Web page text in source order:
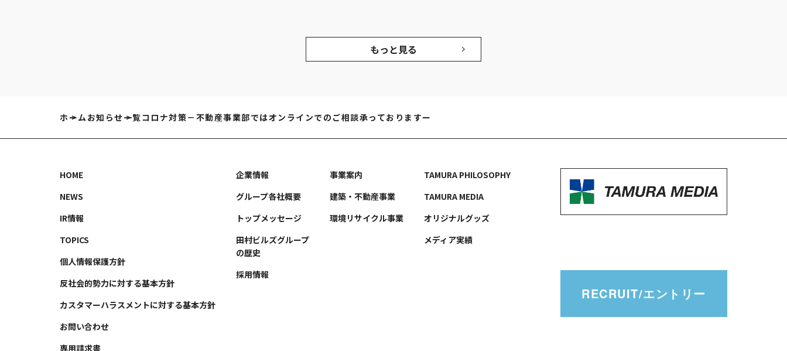
もっと見る
ホームお知らせ一覧コロナ対策－不動産事業部ではオンラインでのご相談承っておりますー
HOME
NEWS
IR情報
TOPICS
個人情報保護方針
反社会的勢力に対する基本方針
カスタマーハラスメントに対する基本方針
お問い合わせ
専用請求書
企業情報
グループ各社概要
トップメッセージ
田村ビルズグループ
の歴史
採用情報
事業案内
建築・不動産事業
環境リサイクル事業
TAMURA PHILOSOPHY
TAMURA MEDIA
オリジナルグッズ
メディア実績
RECRUIT/エントリー